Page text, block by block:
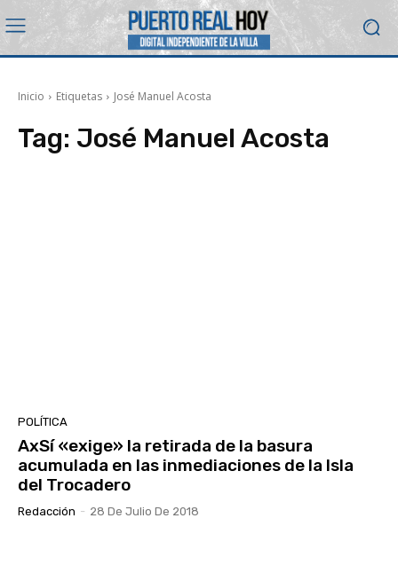
Inicio Etiquetas José Manuel Acosta
Tag: José Manuel Acosta
POLÍTICA
AxSí «exige» la retirada de la basura
acumulada en las inmediaciones de la Isla
del Trocadero
Redacción - 28 De Julio De 2018